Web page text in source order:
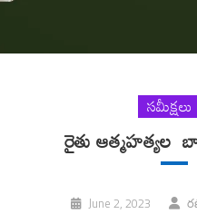
సమీక్షలు
రైతు ఆత్మహత్యల
June 2, 2023